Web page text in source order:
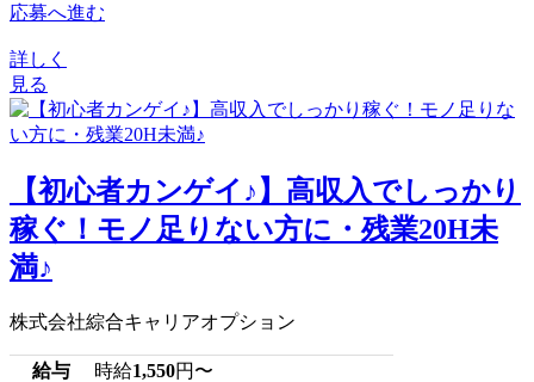
応募へ進む
詳しく
見る
【初心者カンゲイ♪】高収入でしっかり
稼ぐ！モノ足りない方に・残業20H未
満♪
株式会社綜合キャリアオプション
給与 時給1,550円〜